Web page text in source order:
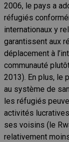
2006, le pays a
réfugiés
internationaux y
garantissent aux
déplacement à
communauté
2013). En plus, le
au système de
les réfugiés
activités
ses voisins (le
relativement